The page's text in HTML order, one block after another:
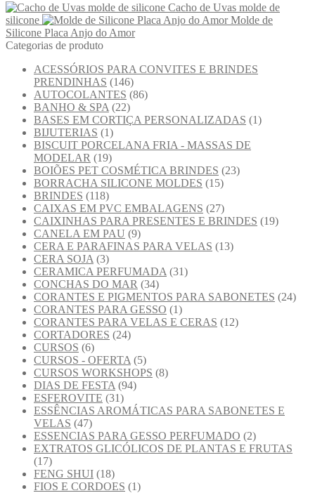
Cacho de Uvas molde de
silicone
Molde de
Silicone Placa Anjo do Amor
Categorias de produto
ACESSÓRIOS PARA CONVITES E BRINDES
PRENDINHAS (146)
AUTOCOLANTES (86)
BANHO & SPA (22)
BASES EM CORTIÇA PERSONALIZADAS (1)
BIJUTERIAS (1)
BISCUIT PORCELANA FRIA - MASSAS DE
MODELAR (19)
BOIÕES PET COSMÉTICA BRINDES (23)
BORRACHA SILICONE MOLDES (15)
BRINDES (118)
CAIXAS EM PVC EMBALAGENS (27)
CAIXINHAS PARA PRESENTES E BRINDES (19)
CANELA EM PAU (9)
CERA E PARAFINAS PARA VELAS (13)
CERA SOJA (3)
CERAMICA PERFUMADA (31)
CONCHAS DO MAR (34)
CORANTES E PIGMENTOS PARA SABONETES (24)
CORANTES PARA GESSO (1)
CORANTES PARA VELAS E CERAS (12)
CORTADORES (24)
CURSOS (6)
CURSOS - OFERTA (5)
CURSOS WORKSHOPS (8)
DIAS DE FESTA (94)
ESFEROVITE (31)
ESSÊNCIAS AROMÁTICAS PARA SABONETES E
VELAS (47)
ESSENCIAS PARA GESSO PERFUMADO (2)
EXTRATOS GLICÓLICOS DE PLANTAS E FRUTAS
(17)
FENG SHUI (18)
FIOS E CORDOES (1)